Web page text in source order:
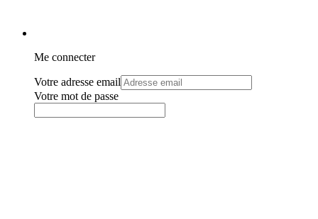
Me connecter
Votre adresse email
Votre mot de passe